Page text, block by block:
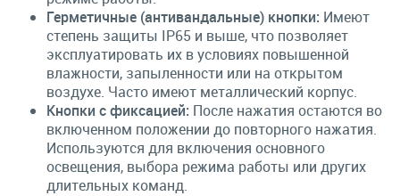
Герметичные (антивандальные) кнопки: Имеют
степень защиты IP65 и выше, что позволяет
эксплуатировать их в условиях повышенной
влажности, запыленности или на открытом
воздухе. Часто имеют металлический корпус.
Кнопки с фиксацией: После нажатия остаются во
включенном положении до повторного нажатия.
Используются для включения основного
освещения, выбора режима работы или других
длительных команд.